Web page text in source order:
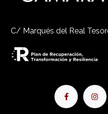
C/ Marqués del Real